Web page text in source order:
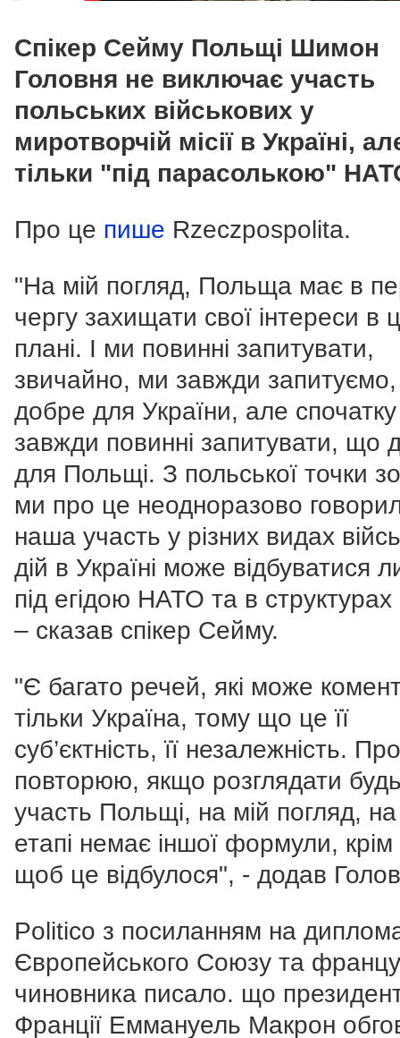
Спікер Сейму Польщі Шимон
Головня не виключає участь
польських військових у
миротворчій місії в Україні,
тільки "під парасолькою"
Про це пише Rzeczpospolita.
"На мій погляд, Польща має в
чергу захищати свої інтереси в
плані. І ми повинні запитувати,
звичайно, ми завжди
добре для України, але
завжди повинні запитувати, що
для Польщі. З польської точки
ми про це неодноразово
наша участь у різних видах
дій в Україні може відбуватися
під егідою НАТО та в
– сказав спікер Сейму.
"Є багато речей, які може
тільки Україна, тому що це її
суб’єктність, її незалежність.
повторюю, якщо розглядати
участь Польщі, на мій погляд,
етапі немає іншої формули,
щоб це відбулося", - додав
Politico з посиланням на
Європейського Союзу та
чиновника писало. що п
Франції Еммануель Макрон